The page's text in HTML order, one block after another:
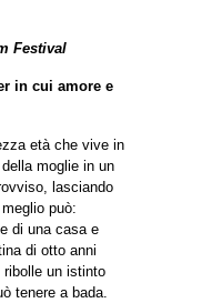
Festival
in cui amore e
età che vive in
moglie in un
lasciando
può:
di una casa e
di otto anni
un istinto
tenere a bada.